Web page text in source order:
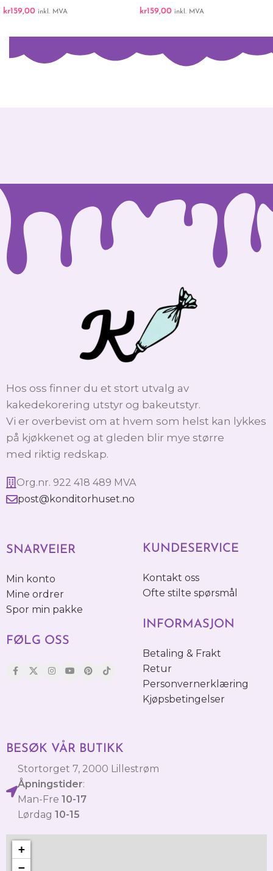
kr159,00 inkl. MVA kr159,00 inkl. MVA
Hos oss finner du et stort utvalg av
kakedekorering utstyr og bakeutstyr.
Vi er overbevist om at hvem som helst kan lykkes
på kjøkkenet og at gleden blir mye større
med riktig redskap.
Org.nr. 922 418 489 MVA
post@konditorhuset.no
SNARVEIER
Min konto
Mine ordrer
Spor min pakke
FØLG OSS
KUNDESERVICE
Kontakt oss
Ofte stilte spørsmål
INFORMASJON
Betaling & Frakt
Retur
Personvernerklæring
Kjøpsbetingelser
BESØK VÅR BUTIKK
Stortorget 7, 2000 Lillestrøm
Åpningstider:
Man-Fre 10-17
Lørdag 10-15
+
−